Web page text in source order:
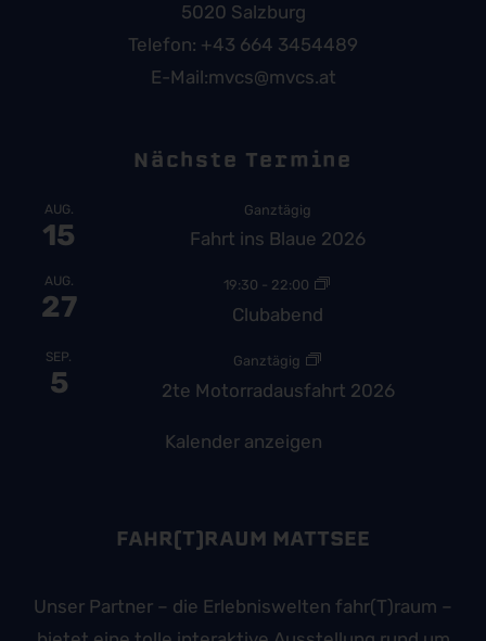
5020 Salzburg
Telefon: +43 664 3454489
E-Mail:mvcs@mvcs.at
Nächste Termine
AUG.
15
Ganztägig
Fahrt ins Blaue 2026
AUG.
27
19:30 - 22:00
Clubabend
SEP.
5
Ganztägig
2te Motorradausfahrt 2026
Kalender anzeigen
FAHR(T)RAUM MATTSEE
Unser Partner – die Erlebniswelten fahr(T)raum –